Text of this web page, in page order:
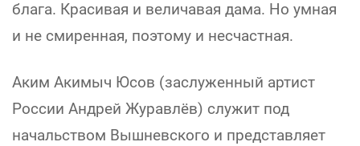
блага. Красивая и величавая дама. Но умная
и не смиренная, поэтому и несчастная.
Аким Акимыч Юсов (заслуженный артист
России Андрей Журавлёв) служит под
начальством Вышневского и представляет